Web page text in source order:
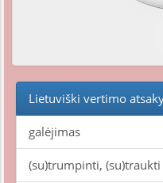
Lietuviški vertimo
galėjimas
(su)trumpinti, (su)traukti